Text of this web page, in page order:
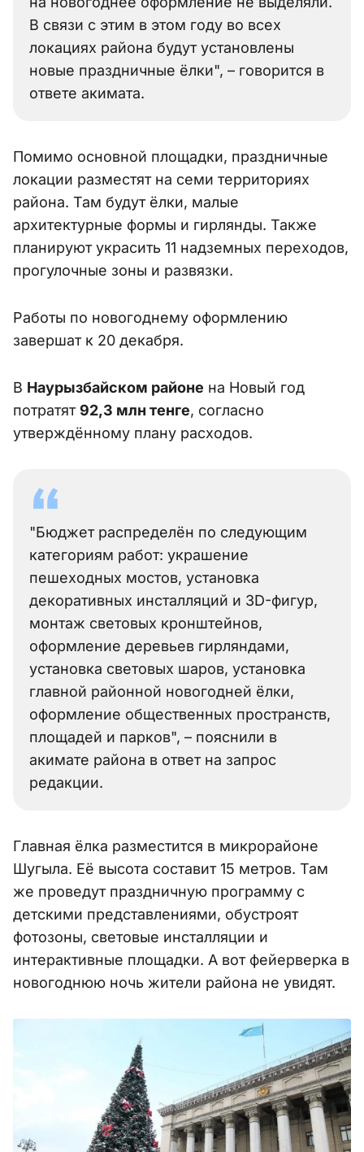
В связи с этим в этом году во всех
локациях района будут установлены
новые праздничные ёлки", – говорится в
ответе акимата.
Помимо основной площадки, праздничные
локации разместят на семи территориях
района. Там будут ёлки, малые
архитектурные формы и гирлянды. Также
планируют украсить 11 надземных переходов,
прогулочные зоны и развязки.
Работы по новогоднему оформлению
завершат к 20 декабря.
В Наурызбайском районе на Новый год
потратят92,3 млн тенге, согласно
утверждённому плану расходов.
"Бюджет распределён по следующим
категориям работ: украшение
пешеходных мостов, установка
декоративных инсталляций и 3D-фигур,
монтаж световых кронштейнов,
оформление деревьев гирляндами,
установка световых шаров, установка
главной районной новогодней ёлки,
оформление общественных пространств,
площадей и парков", – пояснили в
акимате района в ответ на запрос
редакции.
Главная ёлка разместится в микрорайоне
Шугыла. Её высота составит 15 метров. Там
же проведут праздничную программу с
детскими представлениями, обустроят
фотозоны, световые инсталляции и
интерактивные площадки. А вот фейерверка в
новогоднюю ночь жители района не увидят.